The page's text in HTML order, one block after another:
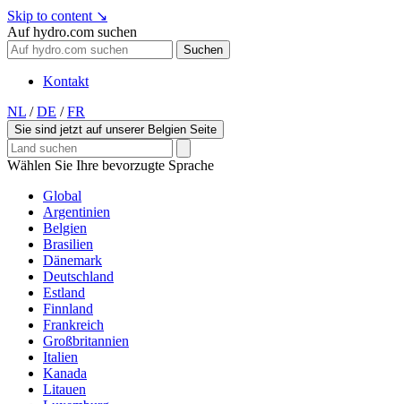
Skip to content ↘
Auf hydro.com suchen
Suchen
Kontakt
NL / DE / FR
Sie sind jetzt auf unserer Belgien Seite
Wählen Sie Ihre bevorzugte Sprache
Global
Argentinien
Belgien
Brasilien
Dänemark
Deutschland
Estland
Finnland
Frankreich
Großbritannien
Italien
Kanada
Litauen